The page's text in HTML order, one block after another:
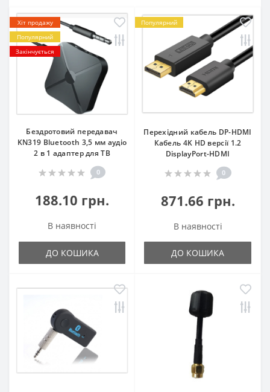
Хіт продажу
Популярний
Закінчується
Бездротовий передавач
KN319 Bluetooth 3,5 мм аудіо
2 в 1 адаптер для ТВ
0
188.10 грн.
В наявності
ДО КОШИКА
Популярний
Перехідний кабель DP-HDMI
Кабель 4K HD версії 1.2
DisplayPort-HDMI
0
871.66 грн.
В наявності
ДО КОШИКА